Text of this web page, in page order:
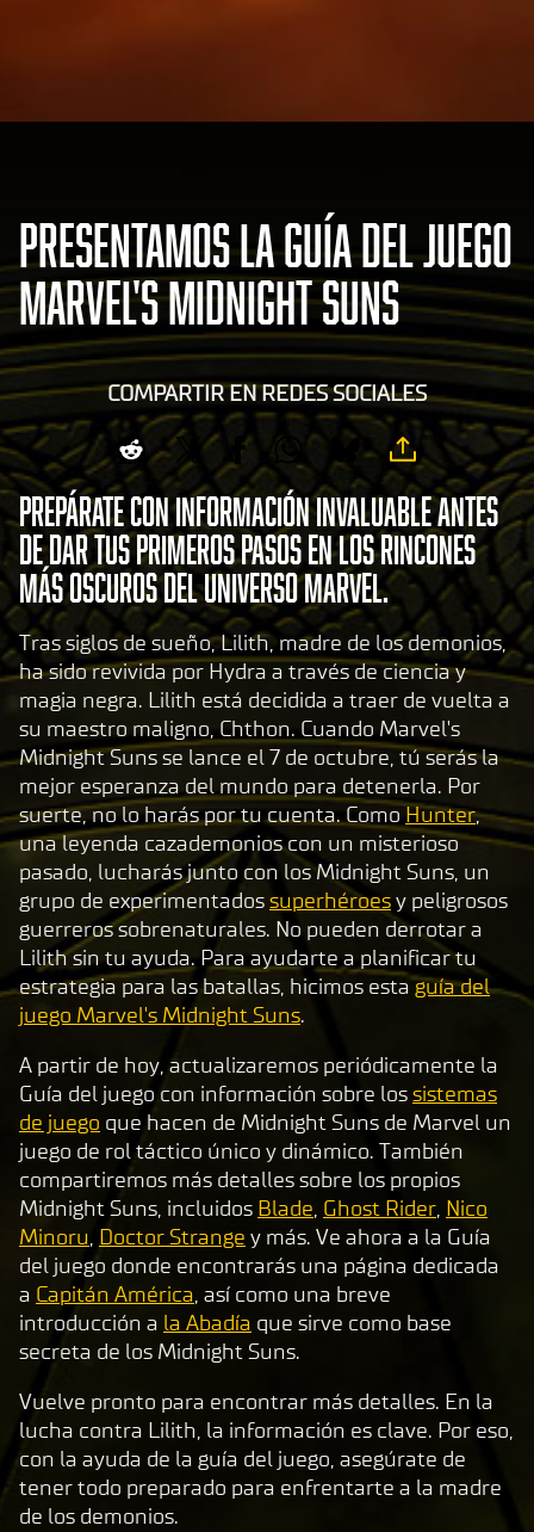
PRESENTAMOS LA GUÍA DEL JUEGO
MARVEL'S MIDNIGHT SUNS
COMPARTIR EN REDES SOCIALES
Prepárate con información invaluable antes
de dar tus primeros pasos en los rincones
más oscuros del Universo Marvel.
Tras siglos de sueño, Lilith, madre de los demonios,
ha sido revivida por Hydra a través de ciencia y
magia negra. Lilith está decidida a traer de vuelta a
su maestro maligno, Chthon. Cuando Marvel's
Midnight Suns se lance el 7 de octubre, tú serás la
mejor esperanza del mundo para detenerla. Por
suerte, no lo harás por tu cuenta. ComoHunter,
una leyenda cazademonios con un misterioso
pasado, lucharás junto con los Midnight Suns, un
grupo de experimentadossuperhéroesy peligrosos
guerreros sobrenaturales. No pueden derrotar a
Lilith sin tu ayuda. Para ayudarte a planificar tu
estrategia para las batallas, hicimos estaguía del
juego Marvel's Midnight Suns.
A partir de hoy, actualizaremos periódicamente la
Guía del juego con información sobre lossistemas
de juego que hacen de Midnight Suns de Marvel un
juego de rol táctico único y dinámico. También
compartiremos más detalles sobre los propios
Midnight Suns, incluidos Blade, Ghost Rider, Nico
Minoru, Doctor Strange y más. Ve ahora a la Guía
del juego donde encontrarás una página dedicada
a Capitán América, así como una breve
introducción a la Abadía que sirve como base
secreta de los Midnight Suns.
Vuelve pronto para encontrar más detalles. En la
lucha contra Lilith, la información es clave. Por eso,
con la ayuda de la guía del juego, asegúrate de
tener todo preparado para enfrentarte a la madre
de los demonios.